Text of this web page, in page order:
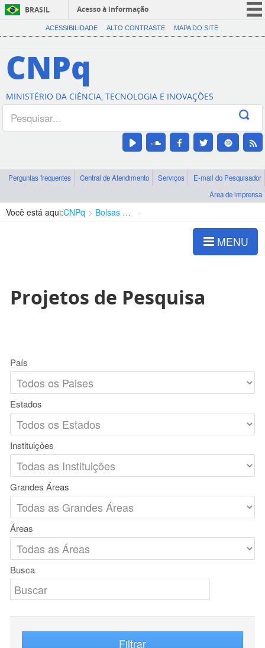
BRASIL
Acesso à informação
CORONAVÍRUS (COVID-19)
Canais
ACESSIBILIDADE ALTO CONTRASTE MAPA DO SITE
CNPq
MINISTÉRIO DA CIÊNCIA, TECNOLOGIA E INOVAÇÕES
Perguntas frequentes Central de Atendimento Serviços
E-mail do Pesquisador
Área de imprensa
Você está aqui:CNPq Bolsas e Auxílios Vigentes
MENU
Projetos de Pesquisa
País
Estados
Instituições
Grandes Áreas
Áreas
Busca
Filtrar